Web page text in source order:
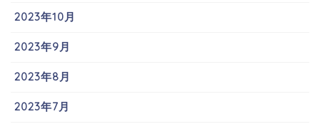
2023年10月
2023年9月
2023年8月
2023年7月